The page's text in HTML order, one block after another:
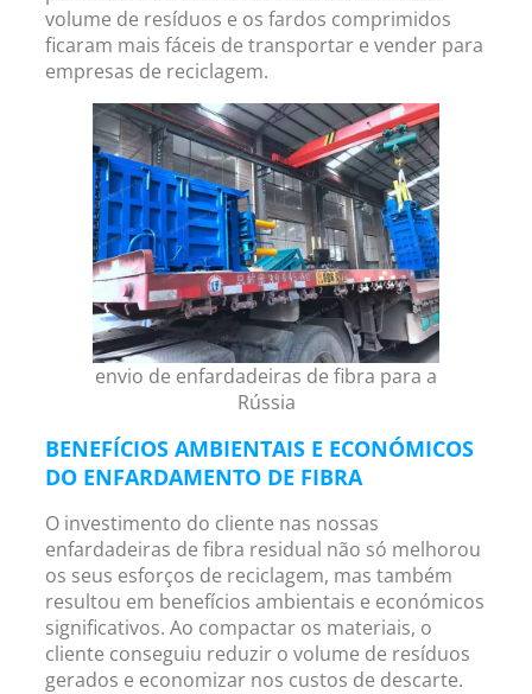
volume de resíduos e os fardos comprimidos
ficaram mais fáceis de transportar e vender para
empresas de reciclagem.
envio de enfardadeiras de fibra para a
Rússia
BENEFÍCIOS AMBIENTAIS E ECONÓMICOS
DO ENFARDAMENTO DE FIBRA
O investimento do cliente nas nossas
enfardadeiras de fibra residual não só melhorou
os seus esforços de reciclagem, mas também
resultou em benefícios ambientais e económicos
significativos. Ao compactar os materiais, o
cliente conseguiu reduzir o volume de resíduos
gerados e economizar nos custos de descarte.